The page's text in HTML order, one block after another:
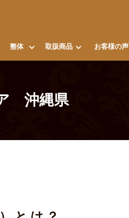
整体 取扱商品 お客様の声
沖縄県